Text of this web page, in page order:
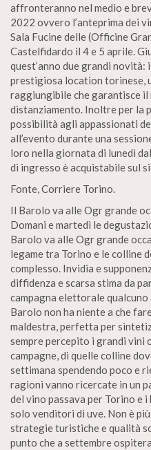
affronteranno nel medio e
2022 ovvero l’anteprima dei
Sala Fucine delle (Officine
Castelfidardo il 4 e 5 aprile.
quest’anno due grandi
prestigiosa location torinese,
raggiungibile che garantisce
distanziamento. Inoltre per la
possibilità agli appassionati
all’evento durante una
loro nella giornata di lunedì
di ingresso è acquistabile sul
Fonte, Corriere Torino.
Il Barolo va alle Ogr grande
Domani e martedì le
Barolo va alle Ogr grande
legame tra Torino e le colline
complesso. Invidia e
diffidenza e scarsa stima da
campagna elettorale qualcuno
Barolo non ha niente a che
maldestra, perfetta per
sempre percepito i grandi vini
campagne, di quelle colline
settimana spendendo poco e
ragioni vanno ricercate in un
del vino passava per Torino e
solo venditori di uve. Non è
strategie turistiche e qualità
punto che a settembre